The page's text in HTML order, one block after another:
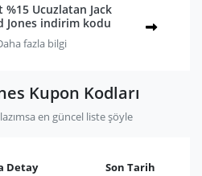
%15 Ucuzlatan Jack
Jones indirim kodu
fazla bilgi
Kupon Kodları
en güncel liste şöyle
Detay Son Tarih